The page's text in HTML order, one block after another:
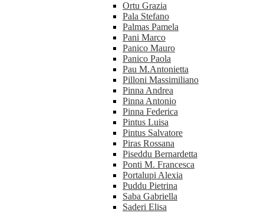
Ortu Grazia
Pala Stefano
Palmas Pamela
Pani Marco
Panico Mauro
Panico Paola
Pau M.Antonietta
Pilloni Massimiliano
Pinna Andrea
Pinna Antonio
Pinna Federica
Pintus Luisa
Pintus Salvatore
Piras Rossana
Piseddu Bernardetta
Ponti M. Francesca
Portalupi Alexia
Puddu Pietrina
Saba Gabriella
Saderi Elisa